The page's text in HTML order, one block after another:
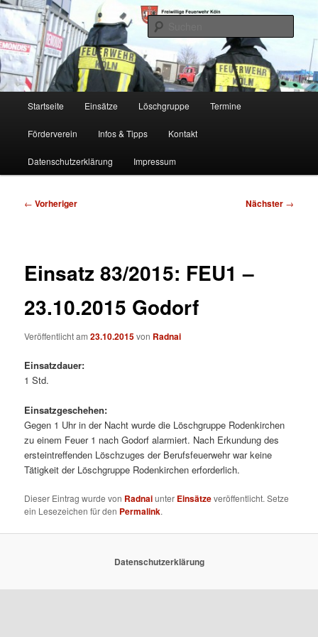
Zum
primären
Inhalt
springenFF Köln, LG RD
Freiwillige Feuerwehr Köln, Löschgruppe Rodenkirchen
Startseite Einsätze Löschgruppe Termine
Förderverein Infos & Tipps Kontakt
Datenschutzerklärung Impressum
Beitragsnavigation
← Vorheriger Nächster →
Einsatz 83/2015: FEU1 –
23.10.2015 Godorf
Veröffentlicht am23.10.2015von Radnai
Einsatzdauer:
1 Std.
Einsatzgeschehen:
Gegen 1 Uhr in der Nacht wurde die Löschgruppe Rodenkirchen
zu einem Feuer 1 nach Godorf alarmiert. Nach Erkundung des
ersteintreffenden Löschzuges der Berufsfeuerwehr war keine
Tätigkeit der Löschgruppe Rodenkirchen erforderlich.
Dieser Eintrag wurde von Radnaiunter Einsätzeveröffentlicht. Setze
ein Lesezeichen für den Permalink.
Datenschutzerklärung